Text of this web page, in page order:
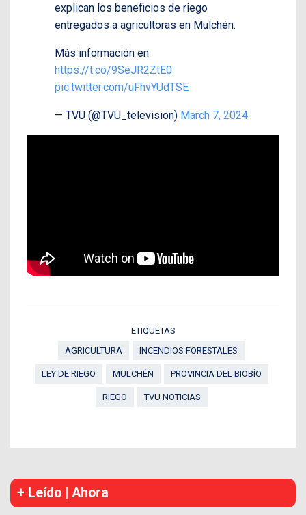
explican los beneficios de riego
entregados a agricultoras en Mulchén.
Más información en
https://t.co/9SeJR2ZtE0
pic.twitter.com/uFhvYUdTSE
— TVU (@TVU_television) March 7, 2024
ETIQUETAS
AGRICULTURA
INCENDIOS FORESTALES
LEY DE RIEGO MULCHÉN PROVINCIA DEL BIOBÍO
RIEGO TVU NOTICIAS
+ Leído | Ahora